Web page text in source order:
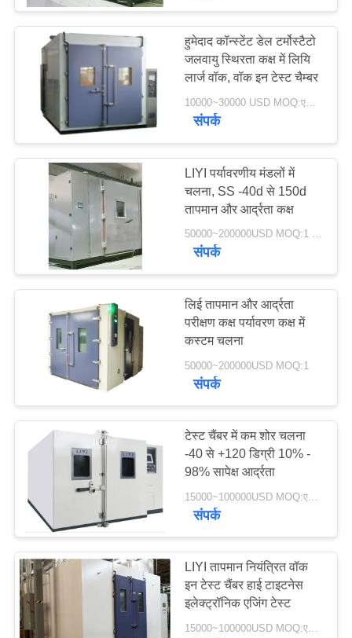
हुमेदाद कॉन्स्टेंट डेल टर्मोस्टैटो
जलवायु स्थिरता कक्ष में लियि
लार्ज वॉक, वॉक इन टेस्ट चैम्बर
10000~30000 USD MOQ:एक सेट
संपर्क
LIYI पर्यावरणीय मंडलों में
चलना, SS -40d से 150d
तापमान और आर्द्रता कक्ष
50000~200000USD MOQ:1 सेट
संपर्क
लिई तापमान और आर्द्रता
परीक्षण कक्ष पर्यावरण कक्ष में
कस्टम चलना
50000~200000USD MOQ:1
संपर्क
टेस्ट चैंबर में कम शोर चलना
-40 से +120 डिग्री 10% -
98% सापेक्ष आर्द्रता
15000~100000USD MOQ:एक सेट
संपर्क
LIYI तापमान नियंत्रित वॉक
इन टेस्ट चैंबर हाई टाइटनेस
इलेक्ट्रॉनिक एजिंग टेस्ट
15000~100000USD MOQ:एक सेट